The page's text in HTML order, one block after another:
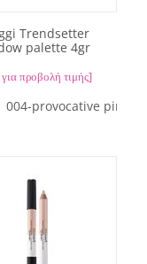
005-blue, 006-grey,
Trendsetter
palette 4gr
προβολή τιμής]
004-provocative pinky,